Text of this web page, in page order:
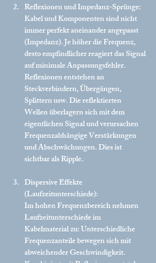
Reflexionen und Impedanz-Sprünge:
Kabel und Komponenten sind nicht
immer perfekt aneinander angepasst
(Impedanz). Je höher die Frequenz,
desto empfindlicher reagiert das Signal
auf minimale Anpassungsfehler.
Reflexionen entstehen an
Steckverbindern, Übergängen,
Splittern usw. Die reflektierten
Wellen überlagern sich mit dem
eigentlichen Signal und verursachen
Frequenzabhängige Verstärkungen
und Abschwächungen. Dies ist
sichtbar als Ripple.
Dispersive Effekte
(Laufzeitunterschiede):
Im hohen Frequenzbereich nehmen
Laufzeitunterschiede im
Kabelmaterial zu: Unterschiedliche
Frequenzanteile bewegen sich mit
abweichender Geschwindigkeit.